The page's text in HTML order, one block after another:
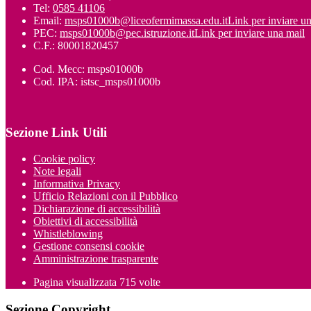
Tel: 0585 41106
Email: msps01000b@liceofermimassa.edu.itLink per inviare
PEC: msps01000b@pec.istruzione.itLink per inviare una mail
C.F.: 80001820457
Cod. Mecc: msps01000b
Cod. IPA: istsc_msps01000b
Sezione Link Utili
Cookie policy
Note legali
Informativa Privacy
Ufficio Relazioni con il Pubblico
Dichiarazione di accessibilità
Obiettivi di accessibilità
Whistleblowing
Gestione consensi cookie
Amministrazione trasparente
Pagina visualizzata 715 volte